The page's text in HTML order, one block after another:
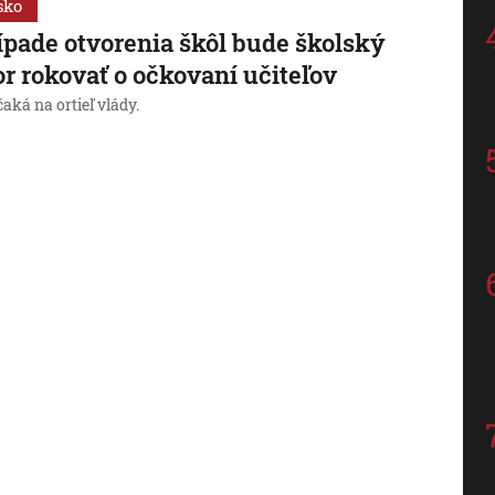
otvorenia škôl bude školský
rokovať o očkovaní učiteľov
na ortieľ vlády.